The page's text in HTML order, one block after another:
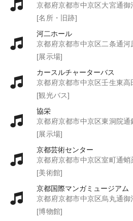
京都府京都市中京区大宮通御池
[名所・旧跡]
河二ホール
京都府京都市中京区二条通河
[展示場]
カースルチャーターバス
京都府京都市中京区壬生東高
[観光バス]
協栄
京都府京都市中京区東洞院通
[展示場]
京都芸術センター
京都府京都市中京区室町通蛸薬
[美術館]
京都国際マンガミュージアム
京都府京都市中京区烏丸通御
[博物館]